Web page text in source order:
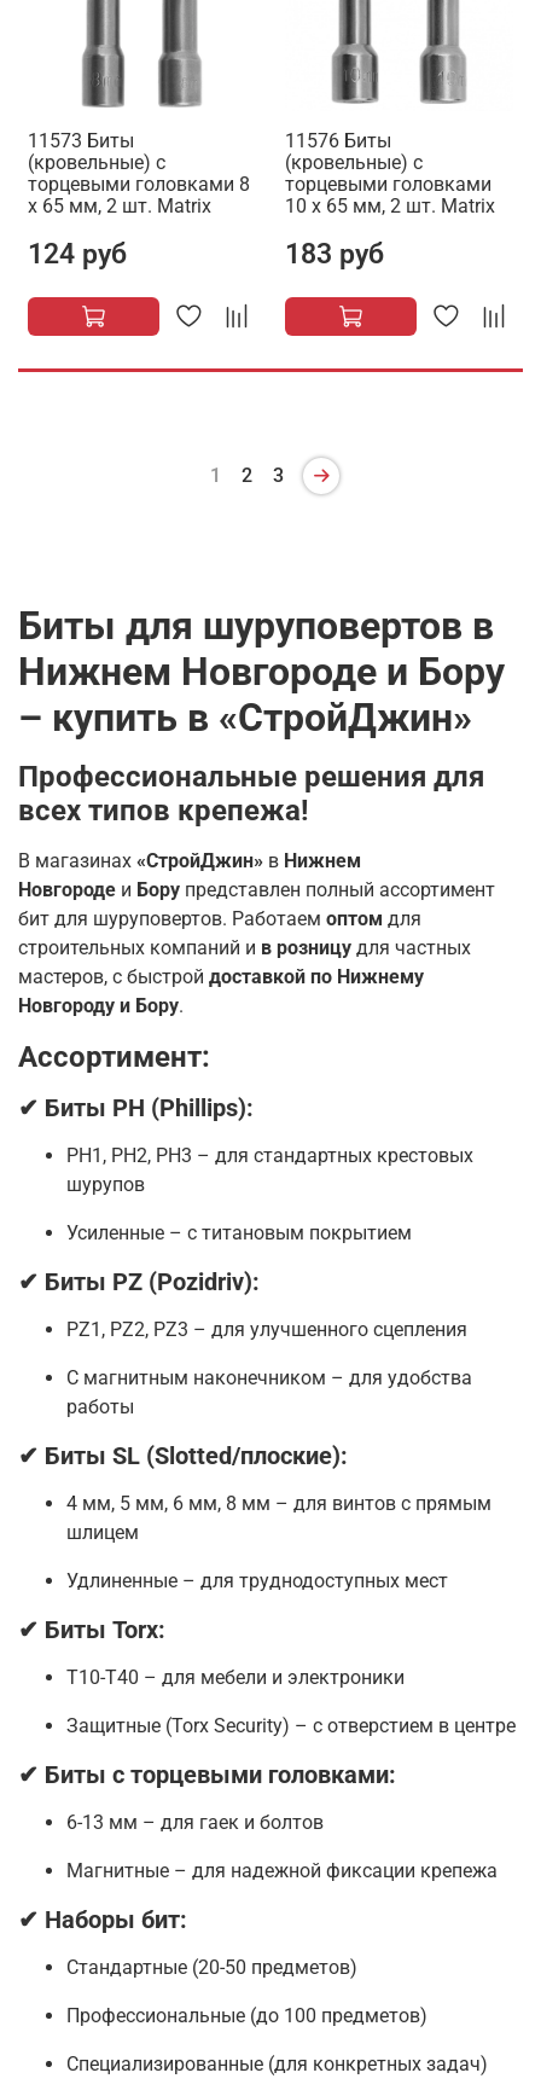
11573 Биты
(кровельные) с
торцевыми головками 8
х 65 мм, 2 шт. Matrix
124 руб
11576 Биты
(кровельные) с
торцевыми головками
10 х 65 мм, 2 шт. Matrix
183 руб
1 2 3
Биты для шуруповертов в
Нижнем Новгороде и Бору
– купить в «СтройДжин»
Профессиональные решения для
всех типов крепежа!
В магазинах «СтройДжин» в Нижнем
Новгороде и Бору представлен полный ассортимент
бит для шуруповертов. Работаем оптом для
строительных компаний и в розницу для частных
мастеров, с быстрой доставкой по Нижнему
Новгороду и Бору.
Ассортимент:
✔ Биты PH (Phillips):
PH1, PH2, PH3 – для стандартных крестовых
шурупов
Усиленные – с титановым покрытием
✔ Биты PZ (Pozidriv):
PZ1, PZ2, PZ3 – для улучшенного сцепления
С магнитным наконечником – для удобства
работы
✔ Биты SL (Slotted/плоские):
4 мм, 5 мм, 6 мм, 8 мм – для винтов с прямым
шлицем
Удлиненные – для труднодоступных мест
✔ Биты Torx:
T10-T40 – для мебели и электроники
Защитные (Torx Security) – с отверстием в центре
✔ Биты с торцевыми головками:
6-13 мм – для гаек и болтов
Магнитные – для надежной фиксации крепежа
✔ Наборы бит:
Стандартные (20-50 предметов)
Профессиональные (до 100 предметов)
Специализированные (для конкретных задач)